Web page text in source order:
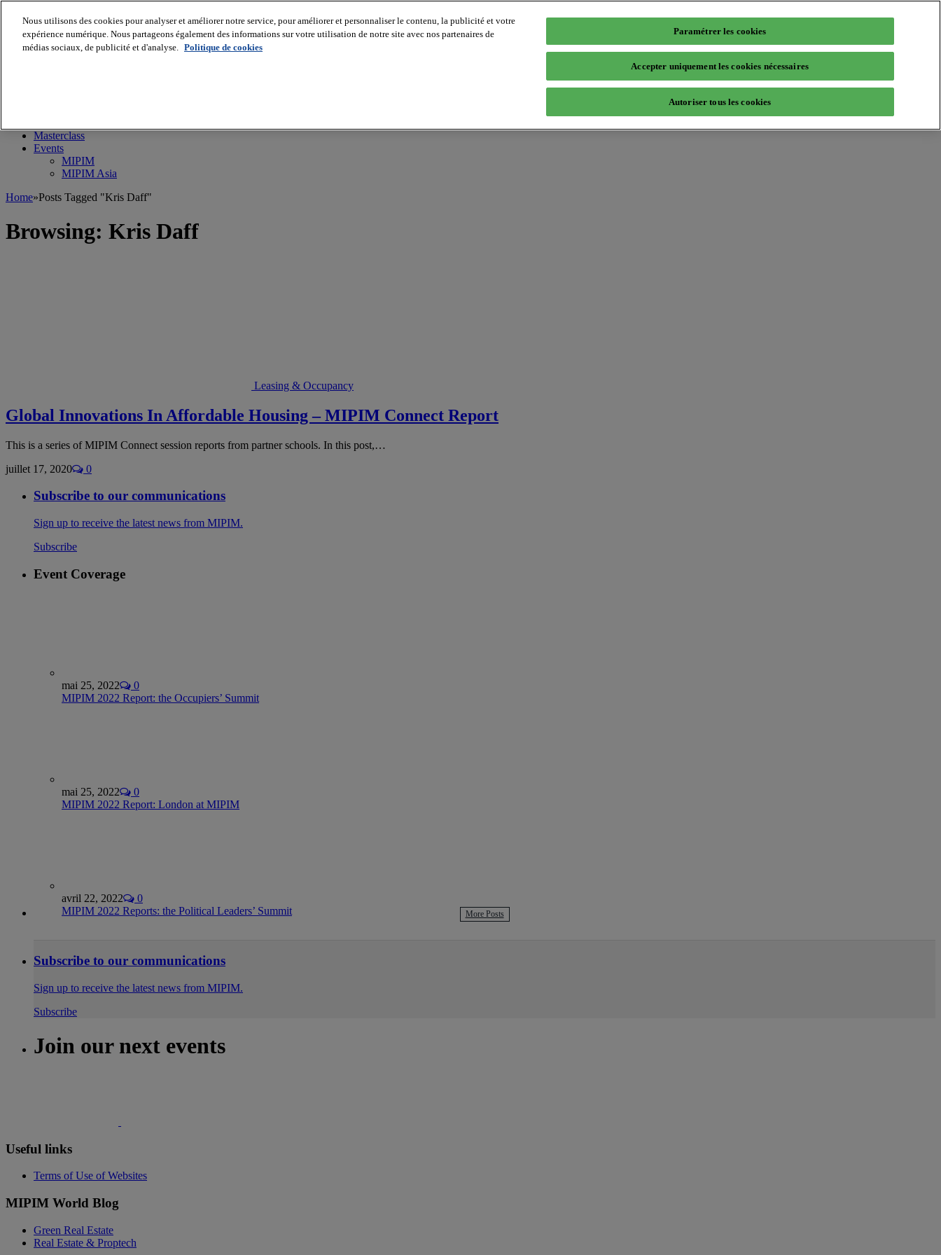
Masterclass
Events
MIPIM
MIPIM Asia
Home»Posts Tagged "Kris Daff"
Browsing: Kris Daff
Leasing & Occupancy
Global Innovations In Affordable Housing – MIPIM Connect Report
This is a series of MIPIM Connect session reports from partner schools. In this post,…
juillet 17, 2020
0
Subscribe to our communications
Sign up to receive the latest news from MIPIM.
Subscribe
Event Coverage
mai 25, 2022
0
MIPIM 2022 Report: the Occupiers’ Summit
mai 25, 2022
0
MIPIM 2022 Report: London at MIPIM
avril 22, 2022
0
MIPIM 2022 Reports: the Political Leaders’ Summit
More Posts
Subscribe to our communications
Sign up to receive the latest news from MIPIM.
Subscribe
Join our next events
Useful links
Terms of Use of Websites
MIPIM World Blog
Green Real Estate
Real Estate & Proptech
Nous utilisons des cookies pour analyser et améliorer notre service, pour améliorer et personnaliser le contenu, la publicité et votre
expérience numérique. Nous partageons également des informations sur votre utilisation de notre site avec nos partenaires de
médias sociaux, de publicité et d'analyse. Politique de cookies
Paramétrer les cookies
Accepter uniquement les cookies nécessaires
Autoriser tous les cookies